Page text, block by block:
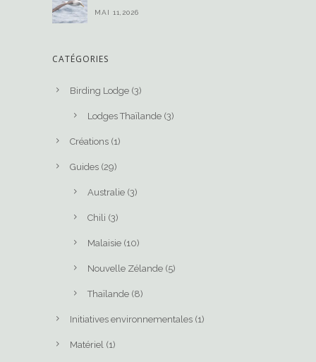
MAI 11,2026
CATÉGORIES
Birding Lodge (3)
Lodges Thaïlande (3)
Créations (1)
Guides (29)
Australie (3)
Chili (3)
Malaisie (10)
Nouvelle Zélande (5)
Thaïlande (8)
Initiatives environnementales (1)
Matériel (1)